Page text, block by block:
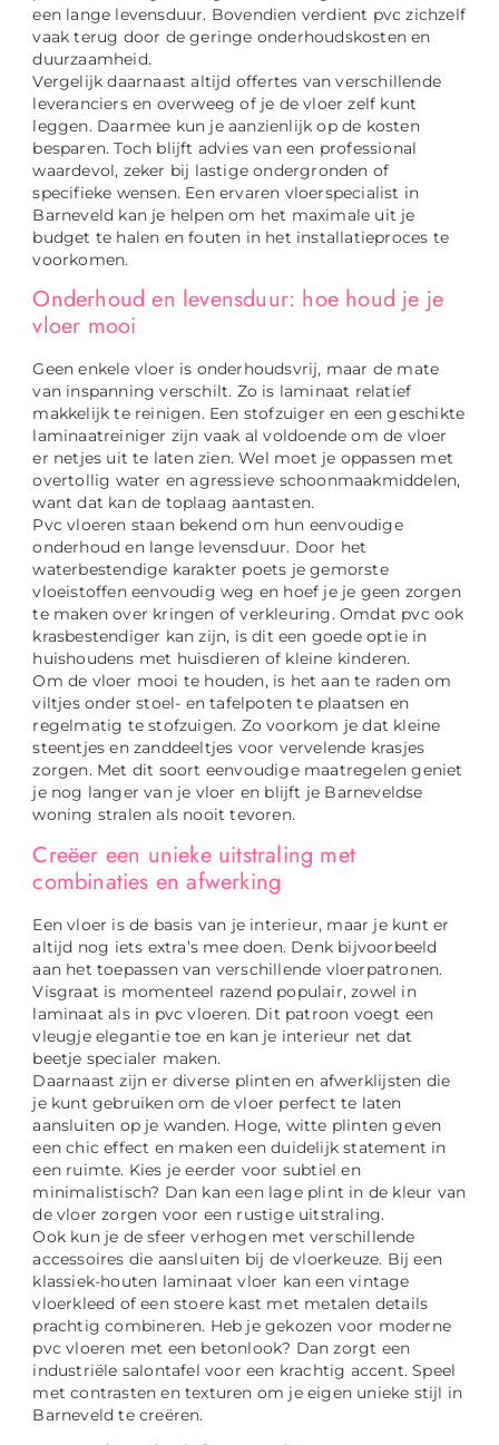
een lange levensduur. Bovendien verdient pvc zichzelf
vaak terug door de geringe onderhoudskosten en
duurzaamheid.
Vergelijk daarnaast altijd offertes van verschillende
leveranciers en overweeg of je de vloer zelf kunt
leggen. Daarmee kun je aanzienlijk op de kosten
besparen. Toch blijft advies van een professional
waardevol, zeker bij lastige ondergronden of
specifieke wensen. Een ervaren vloerspecialist in
Barneveld kan je helpen om het maximale uit je
budget te halen en fouten in het installatieproces te
voorkomen.
Onderhoud en levensduur: hoe houd je je
vloer mooi
Geen enkele vloer is onderhoudsvrij, maar de mate
van inspanning verschilt. Zo is laminaat relatief
makkelijk te reinigen. Een stofzuiger en een geschikte
laminaatreiniger zijn vaak al voldoende om de vloer
er netjes uit te laten zien. Wel moet je oppassen met
overtollig water en agressieve schoonmaakmiddelen,
want dat kan de toplaag aantasten.
Pvc vloeren staan bekend om hun eenvoudige
onderhoud en lange levensduur. Door het
waterbestendige karakter poets je gemorste
vloeistoffen eenvoudig weg en hoef je je geen zorgen
te maken over kringen of verkleuring. Omdat pvc ook
krasbestendiger kan zijn, is dit een goede optie in
huishoudens met huisdieren of kleine kinderen.
Om de vloer mooi te houden, is het aan te raden om
viltjes onder stoel- en tafelpoten te plaatsen en
regelmatig te stofzuigen. Zo voorkom je dat kleine
steentjes en zanddeeltjes voor vervelende krasjes
zorgen. Met dit soort eenvoudige maatregelen geniet
je nog langer van je vloer en blijft je Barneveldse
woning stralen als nooit tevoren.
Creëer een unieke uitstraling met
combinaties en afwerking
Een vloer is de basis van je interieur, maar je kunt er
altijd nog iets extra’s mee doen. Denk bijvoorbeeld
aan het toepassen van verschillende vloerpatronen.
Visgraat is momenteel razend populair, zowel in
laminaat als in pvc vloeren. Dit patroon voegt een
vleugje elegantie toe en kan je interieur net dat
beetje specialer maken.
Daarnaast zijn er diverse plinten en afwerklijsten die
je kunt gebruiken om de vloer perfect te laten
aansluiten op je wanden. Hoge, witte plinten geven
een chic effect en maken een duidelijk statement in
een ruimte. Kies je eerder voor subtiel en
minimalistisch? Dan kan een lage plint in de kleur van
de vloer zorgen voor een rustige uitstraling.
Ook kun je de sfeer verhogen met verschillende
accessoires die aansluiten bij de vloerkeuze. Bij een
klassiek-houten laminaat vloer kan een vintage
vloerkleed of een stoere kast met metalen details
prachtig combineren. Heb je gekozen voor moderne
pvc vloeren met een betonlook? Dan zorgt een
industriële salontafel voor een krachtig accent. Speel
met contrasten en texturen om je eigen unieke stijl in
Barneveld te creëren.